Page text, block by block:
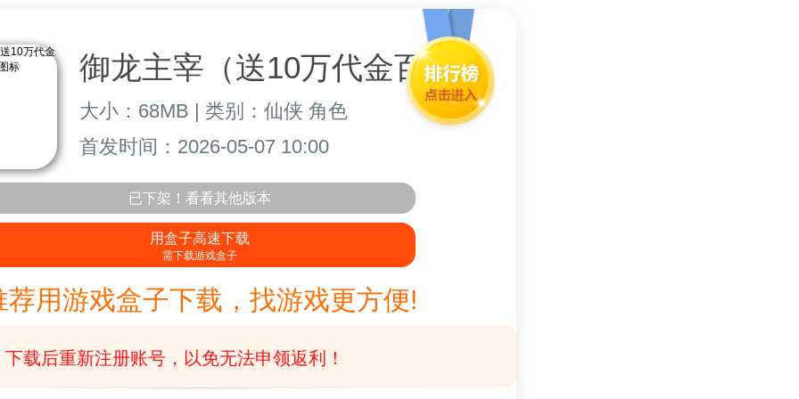
御龙主宰（送10万代金百倍返利）_2
大小：68MB | 类别：仙侠 角色
首发时间：2026-05-07 10:00
已下架！看看其他版本
用盒子高速下载
需下载游戏盒子
荐用游戏盒子下载，找游戏更方便!
下载后重新注册账号，以免无法申领返利！